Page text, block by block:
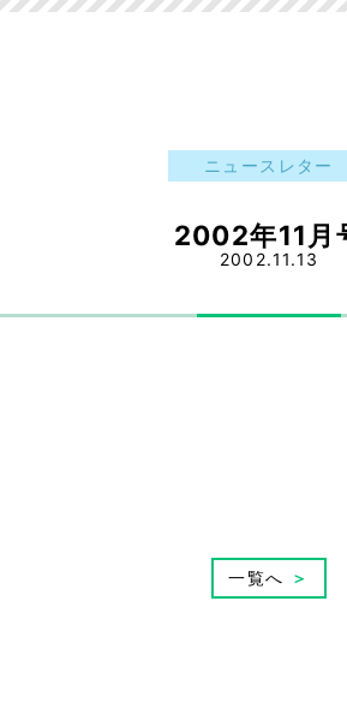
ニュースレター
2002年11月
2002.11.13
一覧へ ＞